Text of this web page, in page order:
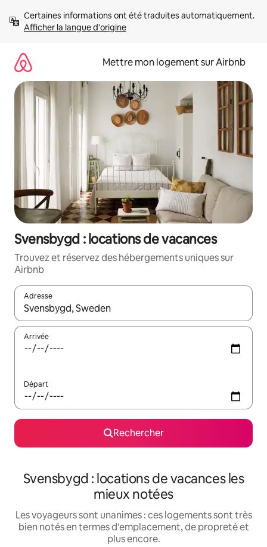
directement
Afficher la langue d'origine
Mettre mon logement sur Airbnb
Svensbygd : locations de vacances
Trouvez et réservez des hébergements uniques sur
Airbnb
Adresse
Lorsque les résultats s'affichent, utilisez les flèches vers le
Arrivée
Départ
Rechercher
Svensbygd : locations de vacances les
mieux notées
Les voyageurs sont unanimes : ces logements sont très
bien notés en termes d'emplacement, de propreté et
plus encore.